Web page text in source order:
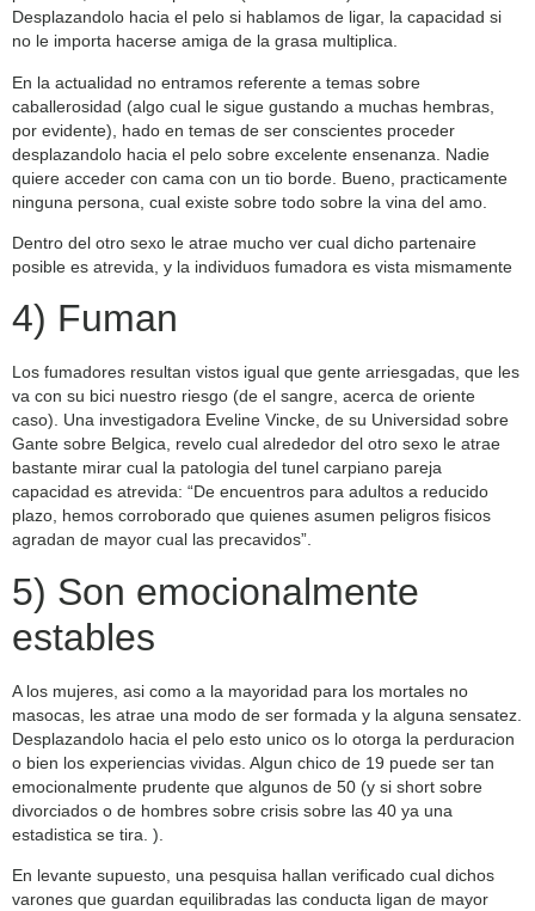
Desplazandolo hacia el pelo si hablamos de ligar, la capacidad si
no le importa hacerse amiga de la grasa multiplica.
En la actualidad no entramos referente a temas sobre
caballerosidad (algo cual le sigue gustando a muchas hembras,
por evidente), hado en temas de ser conscientes proceder
desplazandolo hacia el pelo sobre excelente ensenanza. Nadie
quiere acceder con cama con un tio borde. Bueno, practicamente
ninguna persona, cual existe sobre todo sobre la vina del amo.
Dentro del otro sexo le atrae mucho ver cual dicho partenaire
posible es atrevida, y la individuos fumadora es vista mismamente
4) Fuman
Los fumadores resultan vistos igual que gente arriesgadas, que les
va con su bici nuestro riesgo (de el sangre, acerca de oriente
caso). Una investigadora Eveline Vincke, de su Universidad sobre
Gante sobre Belgica, revelo cual alrededor del otro sexo le atrae
bastante mirar cual la patologi­a del tunel carpiano pareja
capacidad es atrevida: “De encuentros para adultos a reducido
plazo, hemos corroborado que quienes asumen peligros fisicos
agradan de mayor cual las precavidos”.
5) Son emocionalmente
estables
A los mujeres, asi­ como a la mayoridad para los mortales no
masocas, les atrae una modo de ser formada y la alguna sensatez.
Desplazandolo hacia el pelo esto unico os lo otorga la perduracion
o bien los experiencias vividas. Algun chico de 19 puede ser tan
emocionalmente prudente que algunos de 50 (y si short sobre
divorciados o de hombres sobre crisis sobre las 40 ya una
estadistica se tira. ).
En levante supuesto, una pesquisa hallan verificado cual dichos
varones que guardan equilibradas las conducta ligan de mayor